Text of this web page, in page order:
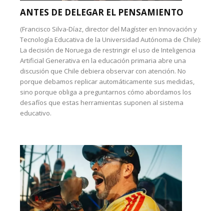
ANTES DE DELEGAR EL PENSAMIENTO
(Francisco Silva-Díaz, director del Magíster en Innovación y
Tecnología Educativa de la Universidad Autónoma de Chile):
La decisión de Noruega de restringir el uso de Inteligencia
Artificial Generativa en la educación primaria abre una
discusión que Chile debiera observar con atención. No
porque debamos replicar automáticamente sus medidas,
sino porque obliga a preguntarnos cómo abordamos los
desafíos que estas herramientas suponen al sistema
educativo.